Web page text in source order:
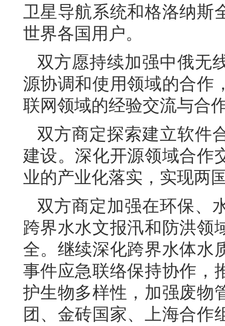
卫星导航系统和格洛纳斯
世界各国用户。
双方愿持续加强中俄无
源协调和使用领域的合作
联网领域的经验交流与合
双方商定探索建立软件
建设。深化开源领域合作
业的产业化落实，实现两
双方商定加强在环保、
跨界水水文报汛和防洪领
全。继续深化跨界水体水
事件应急联络保持协作，
护生物多样性，加强废物
团、金砖国家、上海合作